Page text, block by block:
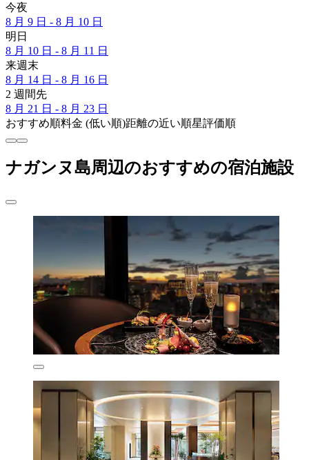
今夜
8 月 9 日 - 8 月 10 日
明日
8 月 10 日 - 8 月 11 日
来週末
8 月 14 日 - 8 月 16 日
2 週間先
8 月 21 日 - 8 月 23 日
おすすめ順料金 (低い順)距離の近い順星評価順
ナガンヌ島周辺のおすすめの宿泊施設